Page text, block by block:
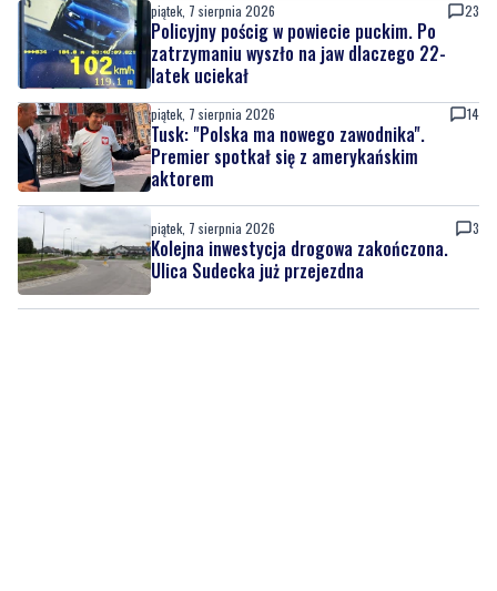
piątek, 7 sierpnia 2026 23
Policyjny pościg w powiecie puckim. Po
zatrzymaniu wyszło na jaw dlaczego 22-
latek uciekał
piątek, 7 sierpnia 2026 14
Tusk: "Polska ma nowego zawodnika".
Premier spotkał się z amerykańskim
aktorem
piątek, 7 sierpnia 2026 3
Kolejna inwestycja drogowa zakończona.
Ulica Sudecka już przejezdna